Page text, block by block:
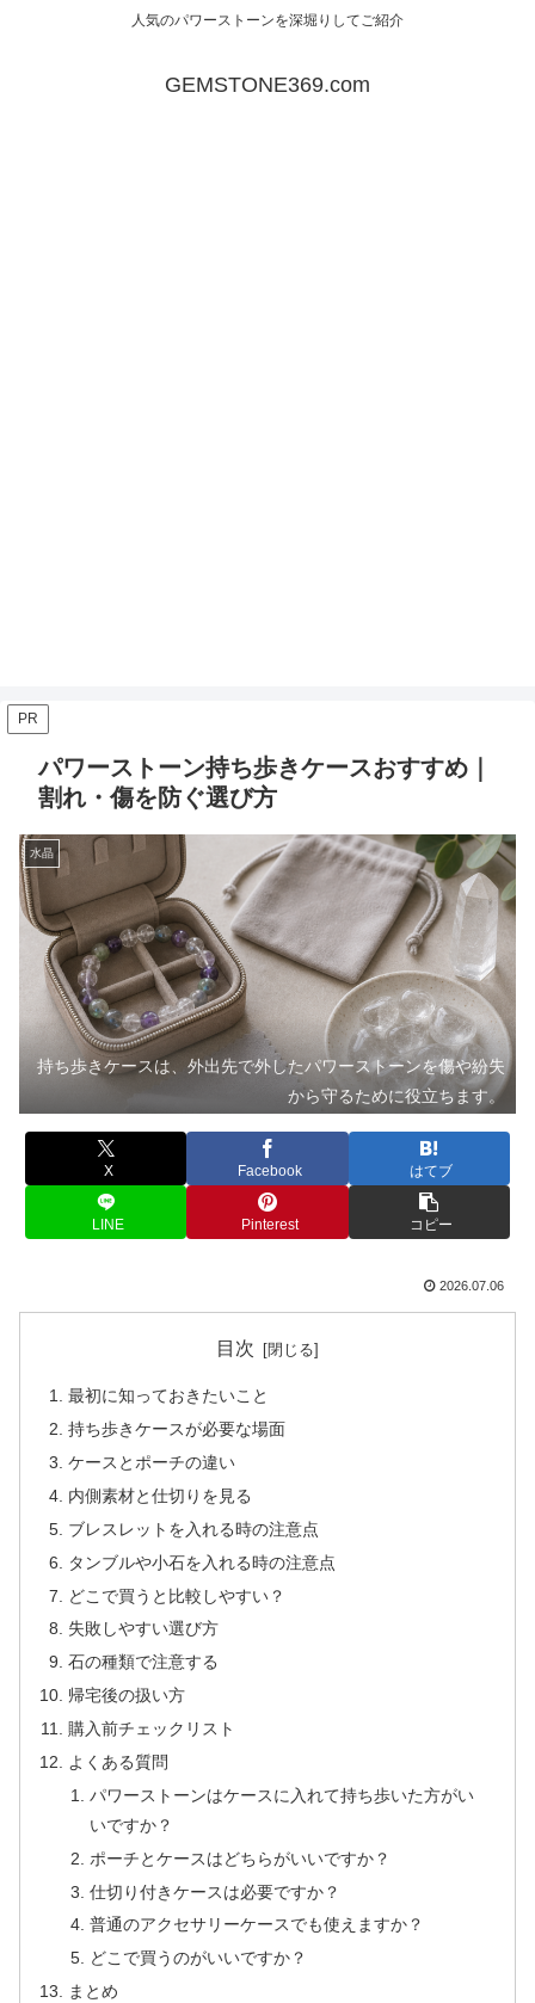
人気のパワーストーンを深堀りしてご紹介
GEMSTONE369.com
PR
パワーストーン持ち歩きケースおすすめ｜
割れ・傷を防ぐ選び方
水晶
持ち歩きケースは、外出先で外したパワーストーンを傷や紛失
から守るために役立ちます。
X Facebook はてブ
LINE Pinterest コピー
2026.07.06
目次
最初に知っておきたいこと
持ち歩きケースが必要な場面
ケースとポーチの違い
内側素材と仕切りを見る
ブレスレットを入れる時の注意点
タンブルや小石を入れる時の注意点
どこで買うと比較しやすい？
失敗しやすい選び方
石の種類で注意する
帰宅後の扱い方
購入前チェックリスト
よくある質問
パワーストーンはケースに入れて持ち歩いた方がい
いですか？
ポーチとケースはどちらがいいですか？
仕切り付きケースは必要ですか？
普通のアクセサリーケースでも使えますか？
どこで買うのがいいですか？
まとめ